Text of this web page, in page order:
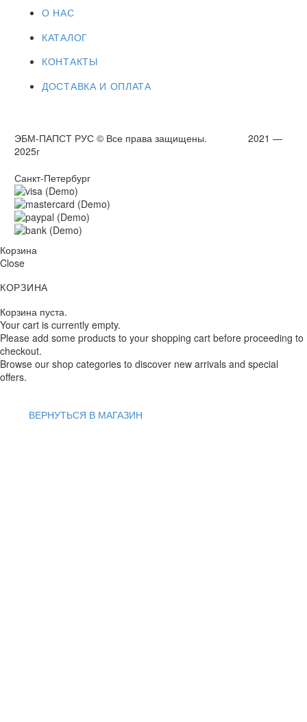
О НАС
КАТАЛОГ
КОНТАКТЫ
ДОСТАВКА И ОПЛАТА
ЭБМ-ПАПСТ РУС © Все права защищены. 2021 —
2025г
Санкт-Петербург
Корзина
Close
КОРЗИНА
Корзина пуста.
Your cart is currently empty.
Please add some products to your shopping cart before proceeding to
checkout.
Browse our shop categories to discover new arrivals and special
offers.
ВЕРНУТЬСЯ В МАГАЗИН